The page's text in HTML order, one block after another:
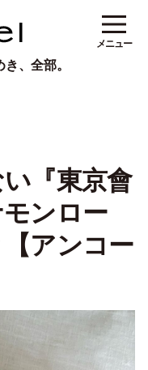
、全部。
メニュー
『東京會
ンロー
アンコー